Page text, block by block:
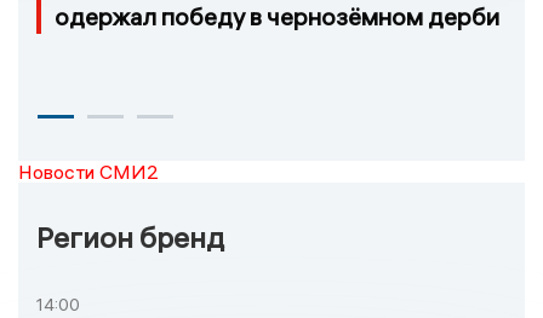
одержал победу в чернозёмном дерби
Новости СМИ2
Регион бренд
14:00